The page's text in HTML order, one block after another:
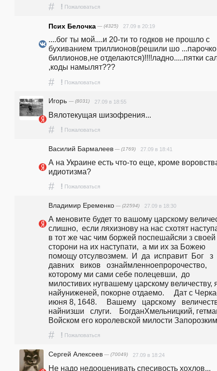
# ! Пожаловаться
Псих Белочка — (4325) 27.09 в 20:19
....бог ты мой....и 20-ти то годков не прошло с
бухиванием триллионов(решили шо
биллионов,не отделаются)!!!!ладно.....пятки
,коды намылят???
# ! Пожаловаться
Игорь — (8031) 27.09 в 18:55
Вялотекущая шизофрения...
# ! Пожаловаться
Василий Бармалеев — (1769) 27.09 в 18:41
А на Украине есть что-то еще, кроме
идиотизма?
# ! Пожаловаться
Владимир Еременко — (22594) 27.09 в 18:30
А меновите будет то вашому царскому
слишно,  если ляхизнову на нас схотят
в тот же час чим боржей поспешайсяи з своей
сторони на их наступати,  а ми их за Божею
помощу отсулвозмем.  И  да  исправит  Бог   з
давних   виков   ознаймленноепророчество,
которому ми сами себе полецевши,  до
милостивих нугвашему царскому величеству,
найуниженей, покорне отдаемо.     Дат с
июня 8, 1648.     Вашему   царскому
найнизши   слуги.    БогданХмельницкий,
Войском его королевской милости
# ! Пожаловаться
Сергей Алексеев — (70049) 27.09 в 18:24
Не надо недооценивать спесивость хохлов...